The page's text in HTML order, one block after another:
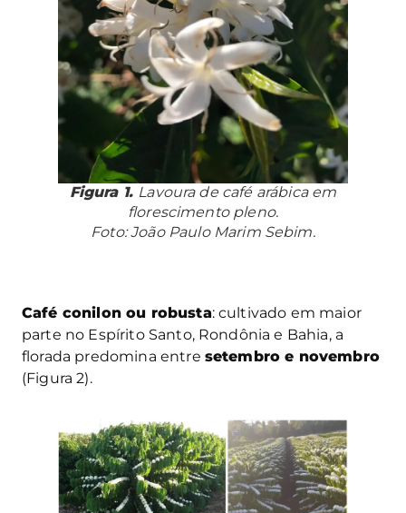
Figura 1. Lavoura de café arábica em
florescimento pleno.
Foto: João Paulo Marim Sebim.
Café conilon ou robusta: cultivado em maior
parte no Espírito Santo, Rondônia e Bahia, a
florada predomina entre setembro e novembro
(Figura 2).